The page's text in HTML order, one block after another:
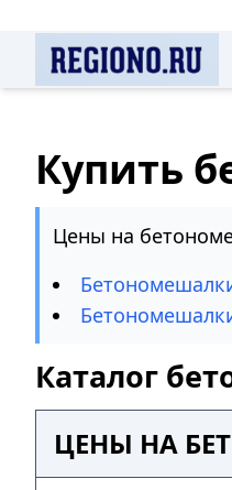
Купить
Цены на
Каталог
ЦЕНЫ НА